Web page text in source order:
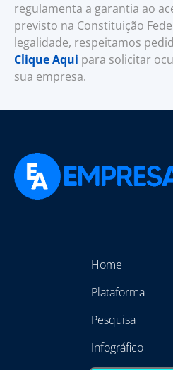
regulamenta a garantia ao
previsto na Constituição
legalidade, respeitamos
Clique Aqui para solicitar
sua empresa.
Home
Plataforma
Pesquisa
Infográfico